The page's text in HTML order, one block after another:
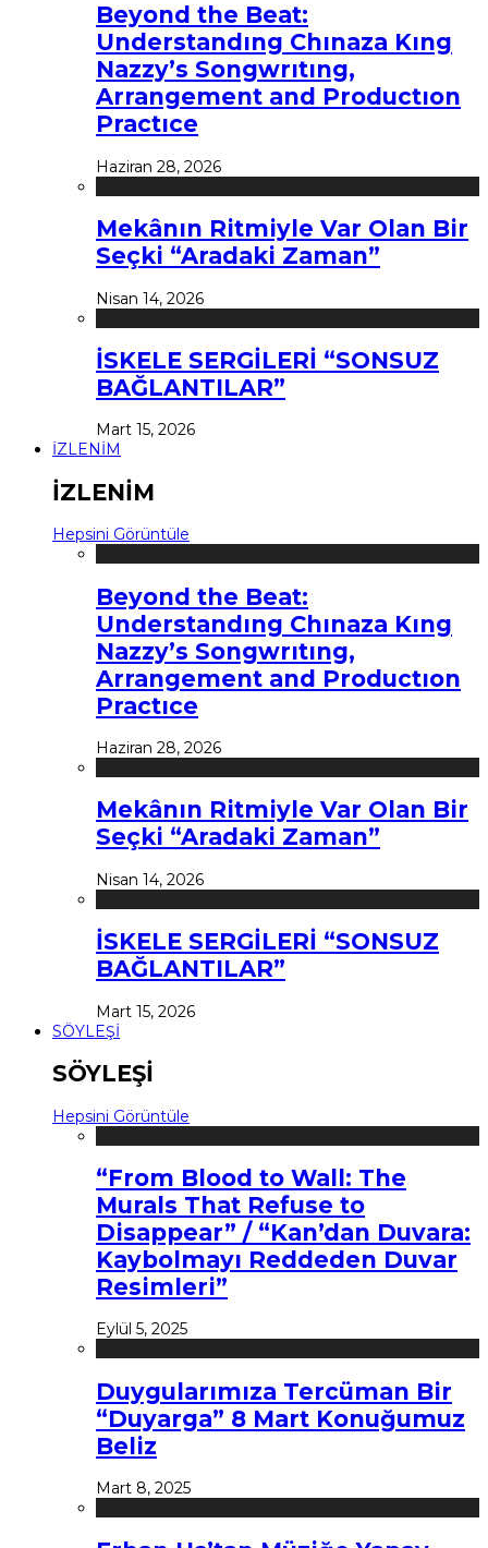
Beyond the Beat:
Understandıng Chınaza Kıng
Nazzy’s Songwrıtıng,
Arrangement and Productıon
Practıce
Haziran 28, 2026
Mekânın Ritmiyle Var Olan Bir
Seçki “Aradaki Zaman”
Nisan 14, 2026
İSKELE SERGİLERİ “SONSUZ
BAĞLANTILAR”
Mart 15, 2026
İZLENİM
İZLENİM
Hepsini Görüntüle
Beyond the Beat:
Understandıng Chınaza Kıng
Nazzy’s Songwrıtıng,
Arrangement and Productıon
Practıce
Haziran 28, 2026
Mekânın Ritmiyle Var Olan Bir
Seçki “Aradaki Zaman”
Nisan 14, 2026
İSKELE SERGİLERİ “SONSUZ
BAĞLANTILAR”
Mart 15, 2026
SÖYLEŞİ
SÖYLEŞİ
Hepsini Görüntüle
“From Blood to Wall: The
Murals That Refuse to
Disappear” / “Kan’dan Duvara:
Kaybolmayı Reddeden Duvar
Resimleri”
Eylül 5, 2025
Duygularımıza Tercüman Bir
“Duyarga” 8 Mart Konuğumuz
Beliz
Mart 8, 2025